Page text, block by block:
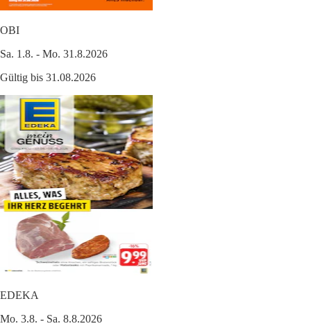
OBI
Sa. 1.8. - Mo. 31.8.2026
Gültig bis 31.08.2026
EDEKA
Mo. 3.8. - Sa. 8.8.2026